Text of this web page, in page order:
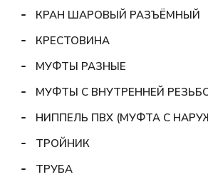
КРАН ШАРОВЫЙ РАЗЪЁМНЫЙ
КРЕСТОВИНА
МУФТЫ РАЗНЫЕ
МУФТЫ С ВНУТРЕННЕЙ
НИППЕЛЬ ПВХ (МУФТА С
ТРОЙНИК
ТРУБА